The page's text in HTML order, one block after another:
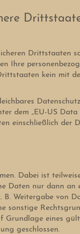
Drittstaaten
Ihre
kein mit
dem „EU-US
einschließlich der
Dabei ist
Daten nur dann an
Weitergabe von
sonstige
Grundlage eines
geschlossen.